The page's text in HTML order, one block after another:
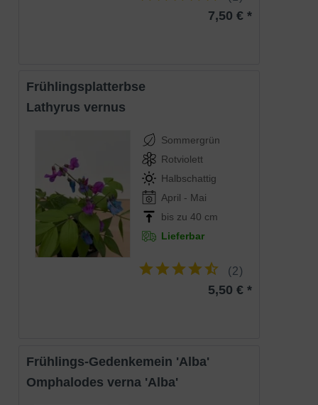
winterharte Staude ist eine
Liehaberstaude die nicht nur die Herzen
von Pflanzen-freunden höher schlägen
um sich frei zu entfalten.
7,50 € *
Frühlingsplatterbse
Lathyrus vernus
Sommergrün
Rotviolett
Halbschattig
April - Mai
bis zu 40 cm
Lieferbar
(2)
5,50 € *
Frühlings-Gedenkemein 'Alba'
Omphalodes verna 'Alba'